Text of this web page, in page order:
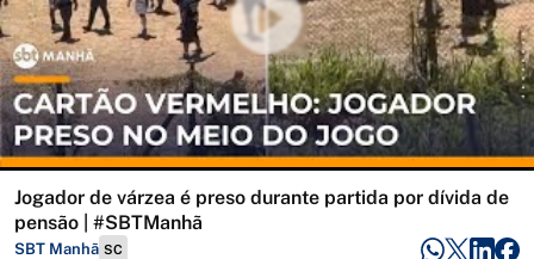
Jogador de várzea é preso durante partida por dívida de
pensão | #SBTManhã
SBT Manhã SC